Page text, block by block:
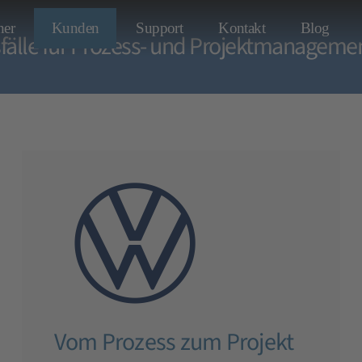
Kunden Support Kontakt Blog
Interesse
für Prozess- und
Vom Prozess zum Projekt